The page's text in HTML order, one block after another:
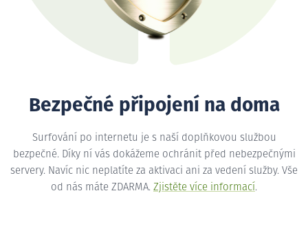
Bezpečné připojení na doma
Surfování po internetu je s naší doplňkovou službou
bezpečné. Díky ní vás dokážeme ochránit před nebezpečnými
servery. Navíc nic neplatíte za aktivaci ani za vedení služby. Vše
od nás máte ZDARMA. Zjistěte více informací.